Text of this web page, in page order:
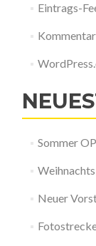
Eintrags-
Sommer
Neuer